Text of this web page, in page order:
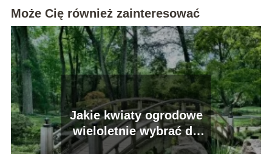
Może Cię również zainteresować
Jakie kwiaty ogrodowe
wieloletnie wybrać do
ogrodu?